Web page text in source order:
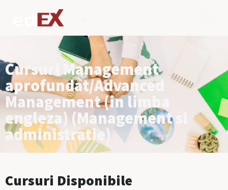
Cursuri Management
aprofundat/Advanced
Management (in limba
engleza) (Management si
administratie)
Cursuri Disponibile